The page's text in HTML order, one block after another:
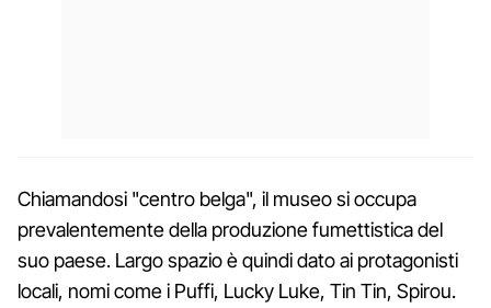
Chiamandosi "centro belga", il museo si occupa
prevalentemente della produzione fumettistica del
suo paese. Largo spazio è quindi dato ai protagonisti
locali, nomi come i Puffi, Lucky Luke, Tin Tin, Spirou.